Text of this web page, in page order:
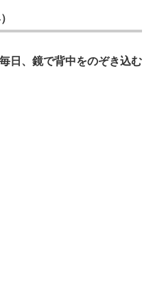
日、鏡で背中をのぞき込む